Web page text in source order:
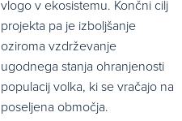
vlogo v ekosistemu. Končni cilj
projekta pa je izboljšanje
oziroma vzdrževanje
ugodnega stanja ohranjenosti
populacij volka, ki se vračajo na
poseljena območja.